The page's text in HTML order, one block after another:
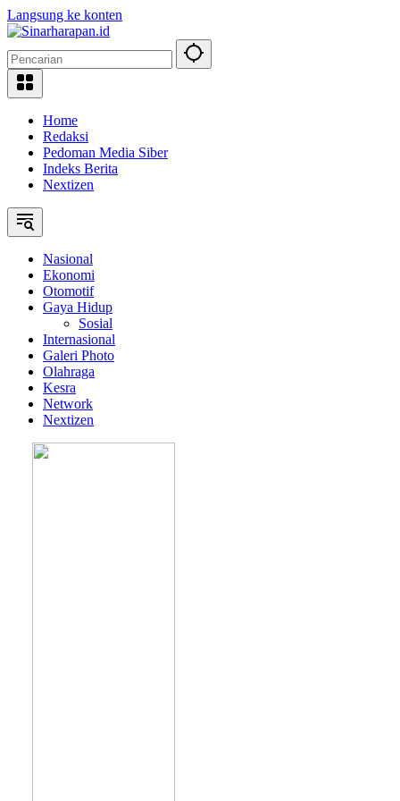
Langsung ke konten
Home
Redaksi
Pedoman Media Siber
Indeks Berita
Nextizen
Nasional
Ekonomi
Otomotif
Gaya Hidup
Sosial
Internasional
Galeri Photo
Olahraga
Kesra
Network
Nextizen